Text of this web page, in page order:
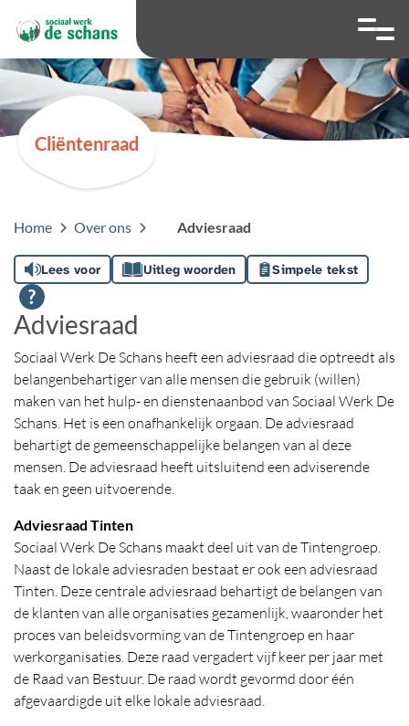
Hoog contrast
Ga naar
Cliëntenraad
Home Over ons Adviesraad
Lees voor Uitleg woorden Simpele tekst
Adviesraad
Sociaal Werk De Schans heeft een adviesraad die optreedt als
belangenbehartiger van alle mensen die gebruik (willen)
maken van het hulp- en dienstenaanbod van Sociaal Werk De
Schans. Het is een onafhankelijk orgaan. De adviesraad
behartigt de gemeenschappelijke belangen van al deze
mensen. De adviesraad heeft uitsluitend een adviserende
taak en geen uitvoerende.
Adviesraad Tinten
Sociaal Werk De Schans maakt deel uit van de Tintengroep.
Naast de lokale adviesraden bestaat er ook een adviesraad
Tinten. Deze centrale adviesraad behartigt de belangen van
de klanten van alle organisaties gezamenlijk, waaronder het
proces van beleidsvorming van de Tintengroep en haar
werkorganisaties. Deze raad vergadert vijf keer per jaar met
de Raad van Bestuur. De raad wordt gevormd door één
afgevaardigde uit elke lokale adviesraad.